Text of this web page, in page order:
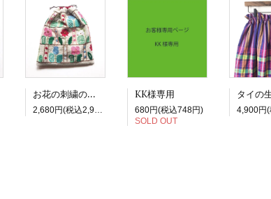
お花の刺繍の四角巾着_2 チューリップ KK様専用
680円(税込748円)
SOLD OUT